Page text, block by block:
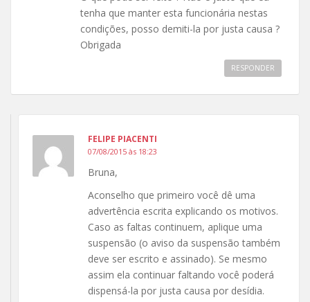
tenha que manter esta funcionária nestas
condições, posso demiti-la por justa causa ?
Obrigada
RESPONDER
FELIPE PIACENTI
07/08/2015 às 18:23
Bruna,
Aconselho que primeiro você dê uma
advertência escrita explicando os motivos.
Caso as faltas continuem, aplique uma
suspensão (o aviso da suspensão também
deve ser escrito e assinado). Se mesmo
assim ela continuar faltando você poderá
dispensá-la por justa causa por desídia.